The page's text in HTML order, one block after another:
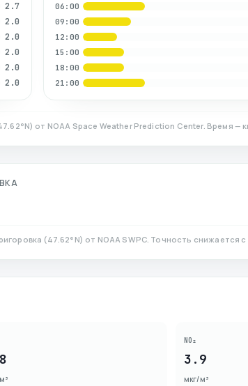
2.7
2.0
2.0
2.0
2.0
2.0
06:00
09:00
12:00
15:00
18:00
21:00
°N) от NOAA Space Weather Prediction Center. Время —
(47.62°N) от NOAA SWPC. Точность снижается
NO₂
3.9
мкг/м³